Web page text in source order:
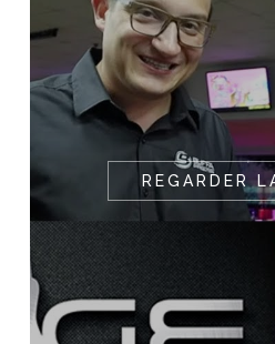
REGARDER